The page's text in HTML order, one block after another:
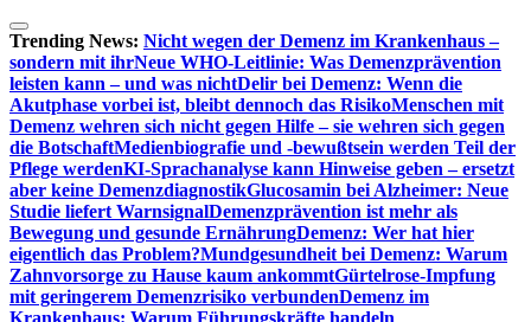
Zum
Inhalt
springen
Trending News: Nicht wegen der Demenz im Krankenhaus –
sondern mit ihrNeue WHO-Leitlinie: Was Demenzprävention
leisten kann – und was nichtDelir bei Demenz: Wenn die
Akutphase vorbei ist, bleibt dennoch das RisikoMenschen mit
Demenz wehren sich nicht gegen Hilfe – sie wehren sich gegen
die BotschaftMedienbiografie und -bewußtsein werden Teil der
Pflege werdenKI-Sprachanalyse kann Hinweise geben – ersetzt
aber keine DemenzdiagnostikGlucosamin bei Alzheimer: Neue
Studie liefert WarnsignalDemenzprävention ist mehr als
Bewegung und gesunde ErnährungDemenz: Wer hat hier
eigentlich das Problem?Mundgesundheit bei Demenz: Warum
Zahnvorsorge zu Hause kaum ankommtGürtelrose-Impfung
mit geringerem Demenzrisiko verbundenDemenz im
Krankenhaus: Warum Führungskräfte handeln